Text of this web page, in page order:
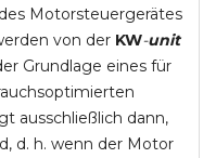
Motorsteuergerätes
von der KW-unit
Grundlage eines für
ausschließlich dann,
d. h. wenn der Motor